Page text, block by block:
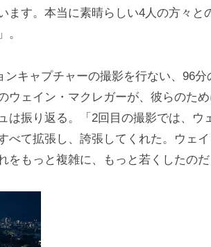
ます。本当に素晴らしい4人の方々と
。
ンキャプチャーの撮影を行ない、96分
ウェイン・マクレガーが、彼らのた
は振り返る。「2回目の撮影では、ウ
て拡張し、誇張してくれた。ウェイ
をもっと複雑に、もっと若くしたの